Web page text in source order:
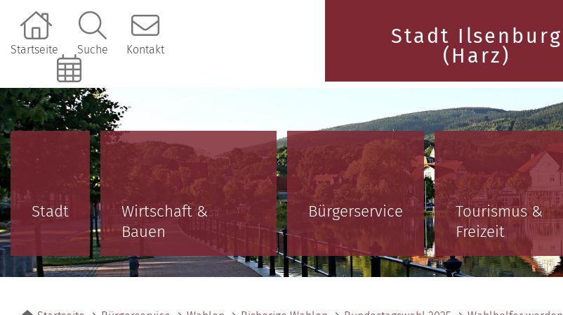
Startseite Suche Kontakt
Online-Terminbuchung
Stadt Ilsenburg
(Harz)
Stadt
Wirtschaft &
Bauen
Bürgerservice
Tourismus &
Freizeit